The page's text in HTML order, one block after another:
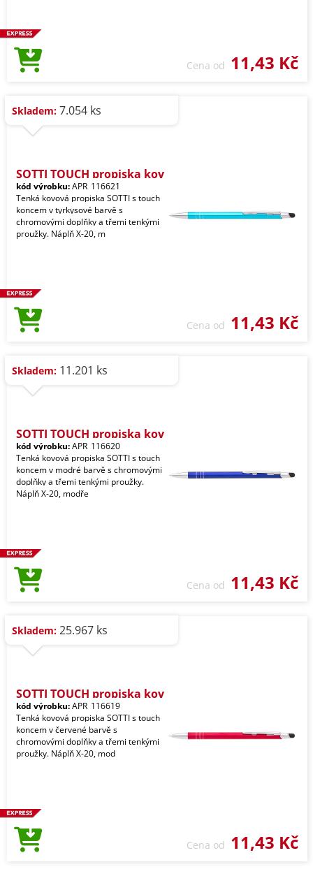
Cena od 11,43 Kč
Skladem: 7.054 ks
SOTTI TOUCH propiska kov
kód výrobku:APR_116621
Tenká kovová propiska SOTTI s touch
koncem v tyrkysové barvě s
chromovými doplňky a třemi tenkými
proužky. Náplň X-20, m
Cena od 11,43 Kč
Skladem: 11.201 ks
SOTTI TOUCH propiska kov
kód výrobku:APR_116620
Tenká kovová propiska SOTTI s touch
koncem v modré barvě s chromovými
doplňky a třemi tenkými proužky.
Náplň X-20, modře
Cena od 11,43 Kč
Skladem: 25.967 ks
SOTTI TOUCH propiska kov
kód výrobku:APR_116619
Tenká kovová propiska SOTTI s touch
koncem v červené barvě s
chromovými doplňky a třemi tenkými
proužky. Náplň X-20, mod
Cena od 11,43 Kč